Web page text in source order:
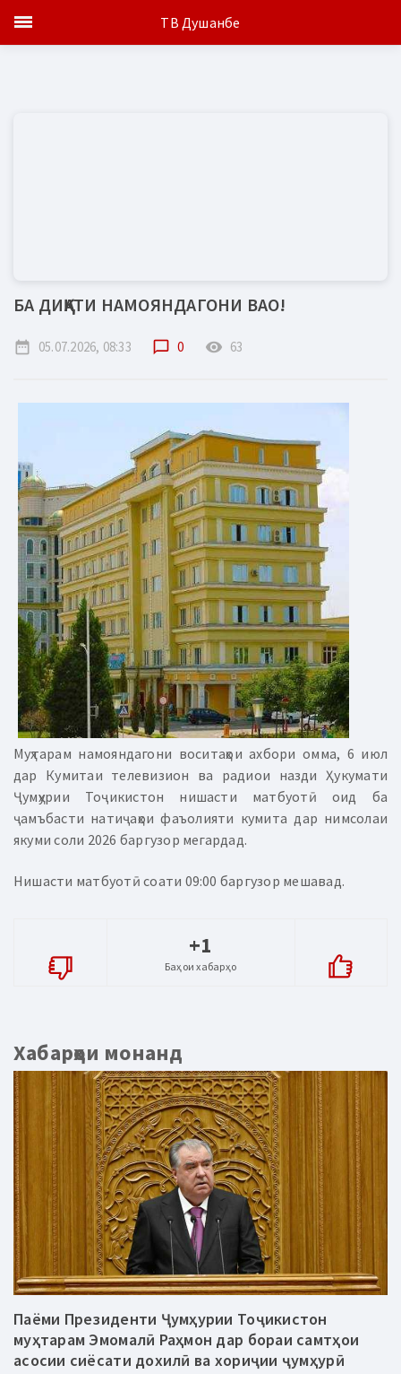
БА ДИҚҚАТИ НАМОЯНДАГОНИ ВАО!
date_range 05.07.2026, 08:33 chat_bubble_outline 0 remove_red_eye 63
Муҳтарам намояндагони воситаҳои ахбори омма, 6 июл
дар Кумитаи телевизион ва радиои назди Ҳукумати
Ҷумҳурии Тоҷикистон нишасти матбуотӣ оид ба
ҷамъбасти натиҷаҳои фаъолияти кумита дар нимсолаи
якуми соли 2026 баргузор мегардад.
Нишасти матбуотӣ соати 09:00 баргузор мешавад.
+1
Баҳои хабарҳо
Хабарҳои монанд
Паёми Президенти Ҷумҳурии Тоҷикистон
муҳтарам Эмомалӣ Раҳмон дар бораи самтҳои
асосии сиёсати дохилӣ ва хориҷии ҷумҳурӣ
ТВ Душанбе